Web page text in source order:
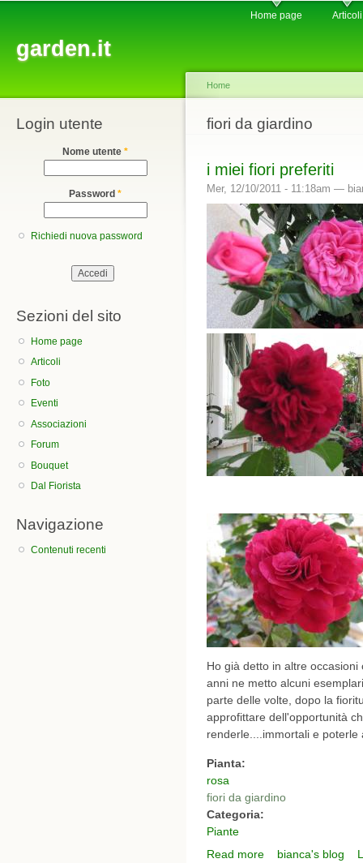
garden.it
Home page Articoli
Login utente
Nome utente *
Password *
Richiedi nuova password
Sezioni del sito
Home page
Articoli
Foto
Eventi
Associazioni
Forum
Bouquet
Dal Fiorista
Navigazione
Contenuti recenti
You are here
Home
fiori da giardino
i miei fiori preferiti
Mer, 12/10/2011 - 11:18am —
Ho già detto in altre
anni ne metto alcuni
parte delle volte, dopo la
approfittare dell'opportunità
renderle....immortali e
Pianta:
rosa
fiori da giardino
Categoria:
Piante
Read more about i miei fiori
bianca's blog